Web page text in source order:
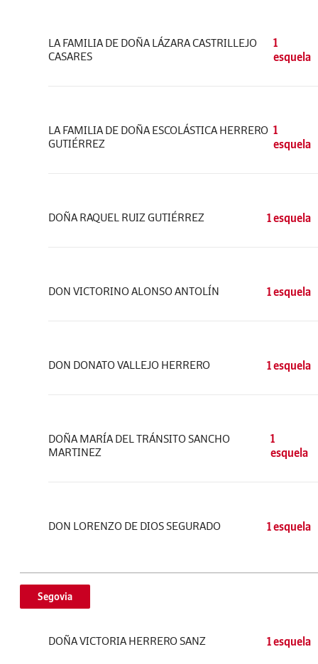
LA FAMILIA DE DOÑA LÁZARA CASTRILLEJO
CASARES
1
esquela
LA FAMILIA DE DOÑA ESCOLÁSTICA HERRERO
GUTIÉRREZ
1
esquela
DOÑA RAQUEL RUIZ GUTIÉRREZ 1 esquela
DON VICTORINO ALONSO ANTOLÍN 1 esquela
DON DONATO VALLEJO HERRERO 1 esquela
DOÑA MARÍA DEL TRÁNSITO SANCHO
MARTINEZ
1
esquela
DON LORENZO DE DIOS SEGURADO 1 esquela
Segovia
DOÑA VICTORIA HERRERO SANZ 1 esquela